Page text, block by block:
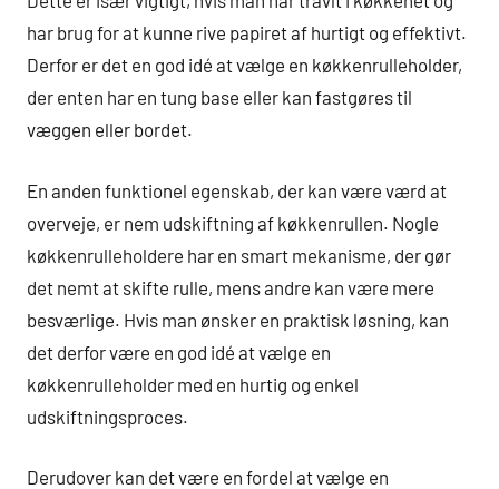
har brug for at kunne rive papiret af hurtigt og effektivt.
Derfor er det en god idé at vælge en køkkenrulleholder,
der enten har en tung base eller kan fastgøres til
væggen eller bordet.
En anden funktionel egenskab, der kan være værd at
overveje, er nem udskiftning af køkkenrullen. Nogle
køkkenrulleholdere har en smart mekanisme, der gør
det nemt at skifte rulle, mens andre kan være mere
besværlige. Hvis man ønsker en praktisk løsning, kan
det derfor være en god idé at vælge en
køkkenrulleholder med en hurtig og enkel
udskiftningsproces.
Derudover kan det være en fordel at vælge en